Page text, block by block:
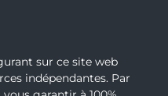
sur ce site web
indépendantes. Par